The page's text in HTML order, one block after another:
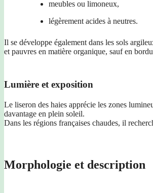
meubles ou limoneux,
légèrement acides à neutres.
Il se développe également dans les sols
et pauvres en matière organique, sauf en
Lumière et exposition
Le liseron des haies apprécie les zones
davantage en plein soleil.
Dans les régions françaises chaudes, il
Morphologie et description